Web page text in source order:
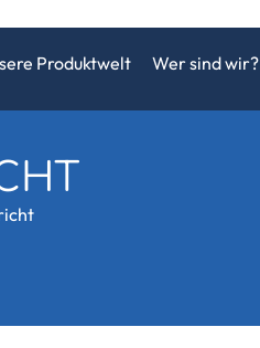
Produktwelt Wer sind wir?